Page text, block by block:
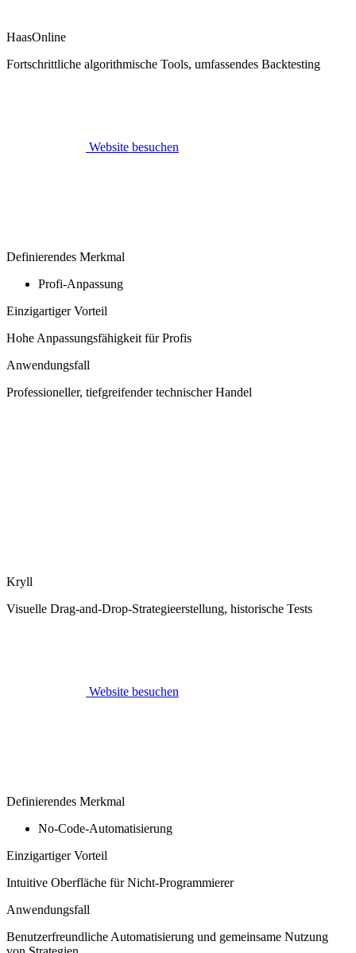
HaasOnline
Fortschrittliche algorithmische Tools, umfassendes Backtesting
Website besuchen
Definierendes Merkmal
Profi-Anpassung
Einzigartiger Vorteil
Hohe Anpassungsfähigkeit für Profis
Anwendungsfall
Professioneller, tiefgreifender technischer Handel
Kryll
Visuelle Drag-and-Drop-Strategieerstellung, historische Tests
Website besuchen
Definierendes Merkmal
No-Code-Automatisierung
Einzigartiger Vorteil
Intuitive Oberfläche für Nicht-Programmierer
Anwendungsfall
Benutzerfreundliche Automatisierung und gemeinsame Nutzung